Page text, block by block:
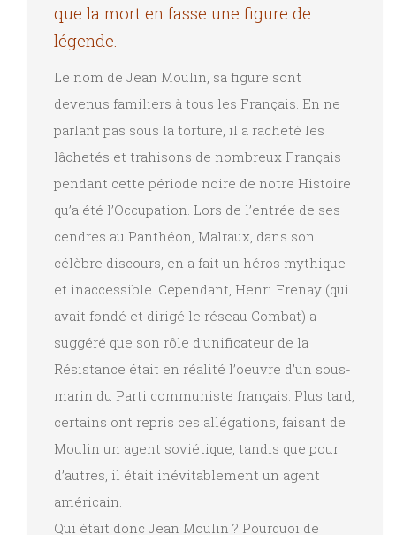
que la mort en fasse une figure de
légende.
Le nom de Jean Moulin, sa figure sont
devenus familiers à tous les Français. En ne
parlant pas sous la torture, il a racheté les
lâchetés et trahisons de nombreux Français
pendant cette période noire de notre Histoire
qu’a été l’Occupation. Lors de l’entrée de ses
cendres au Panthéon, Malraux, dans son
célèbre discours, en a fait un héros mythique
et inaccessible. Cependant, Henri Frenay (qui
avait fondé et dirigé le réseau Combat) a
suggéré que son rôle d’unificateur de la
Résistance était en réalité l’oeuvre d’un sous-
marin du Parti communiste français. Plus tard,
certains ont repris ces allégations, faisant de
Moulin un agent soviétique, tandis que pour
d’autres, il était inévitablement un agent
américain.
Qui était donc Jean Moulin ? Pourquoi de